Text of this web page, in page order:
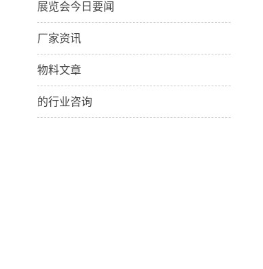
展览会今日要闻
厂家资讯
物料文章
的行业咨询